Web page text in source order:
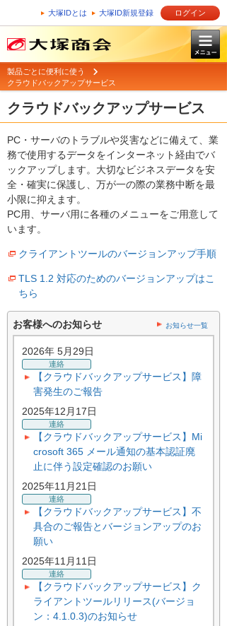
大塚IDとは 大塚ID新規登録 ログイン
製品ごとに便利に使う
クラウドバックアップサービス
クラウドバックアップサービス
PC・サーバのトラブルや災害などに備えて、業
務で使用するデータをインターネット経由でバ
ックアップします。大切なビジネスデータを安
全・確実に保護し、万が一の際の業務中断を最
小限に抑えます。
PC用、サーバ用に各種のメニューをご用意して
います。
クライアントツールのバージョンアップ手順
TLS 1.2 対応のためのバージョンアップはこ
ちら
お客様へのお知らせ お知らせ一覧
2026年 5月29日
連絡
【クラウドバックアップサービス】障
害発生のご報告
2025年12月17日
連絡
【クラウドバックアップサービス】Mi
crosoft 365 メール通知の基本認証廃
止に伴う設定確認のお願い
2025年11月21日
連絡
【クラウドバックアップサービス】不
具合のご報告とバージョンアップのお
願い
2025年11月11日
連絡
【クラウドバックアップサービス】ク
ライアントツールリリース(バージョ
ン：4.1.0.3)のお知らせ